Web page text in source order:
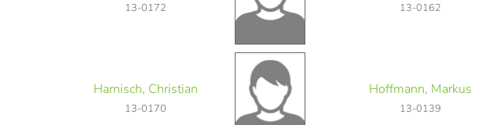
13-0172 13-0162
Harnisch, Christian
13-0170
Hoffmann, Markus
13-0139